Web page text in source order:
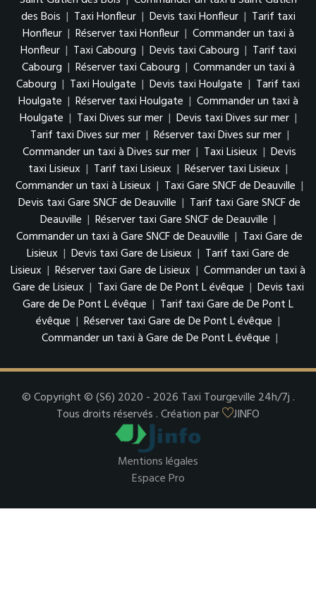
des Bois | Taxi Honfleur | Devis taxi Honfleur | Tarif taxi
Honfleur | Réserver taxi Honfleur | Commander un taxi à
Honfleur | Taxi Cabourg | Devis taxi Cabourg | Tarif taxi
Cabourg | Réserver taxi Cabourg | Commander un taxi à
Cabourg | Taxi Houlgate | Devis taxi Houlgate | Tarif taxi
Houlgate | Réserver taxi Houlgate | Commander un taxi à
Houlgate | Taxi Dives sur mer | Devis taxi Dives sur mer |
Tarif taxi Dives sur mer | Réserver taxi Dives sur mer |
Commander un taxi à Dives sur mer | Taxi Lisieux | Devis
taxi Lisieux | Tarif taxi Lisieux | Réserver taxi Lisieux |
Commander un taxi à Lisieux | Taxi Gare SNCF de Deauville |
Devis taxi Gare SNCF de Deauville | Tarif taxi Gare SNCF de
Deauville | Réserver taxi Gare SNCF de Deauville |
Commander un taxi à Gare SNCF de Deauville | Taxi Gare de
Lisieux | Devis taxi Gare de Lisieux | Tarif taxi Gare de
Lisieux | Réserver taxi Gare de Lisieux | Commander un taxi à
Gare de Lisieux | Taxi Gare de De Pont L évêque | Devis taxi
Gare de De Pont L évêque | Tarif taxi Gare de De Pont L
évêque | Réserver taxi Gare de De Pont L évêque |
Commander un taxi à Gare de De Pont L évêque |
© Copyright © (S6) 2020 - 2026 Taxi Tourgeville 24h/7j .
Tous droits réservés . Création par
JINFO
Mentions légales
Espace Pro